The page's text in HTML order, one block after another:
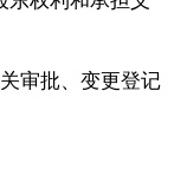
审批、变更登记